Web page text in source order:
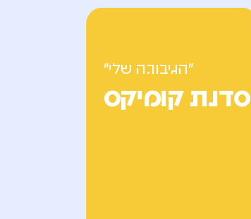
"הגיבור.ה שלי"
סדנת קומיקס